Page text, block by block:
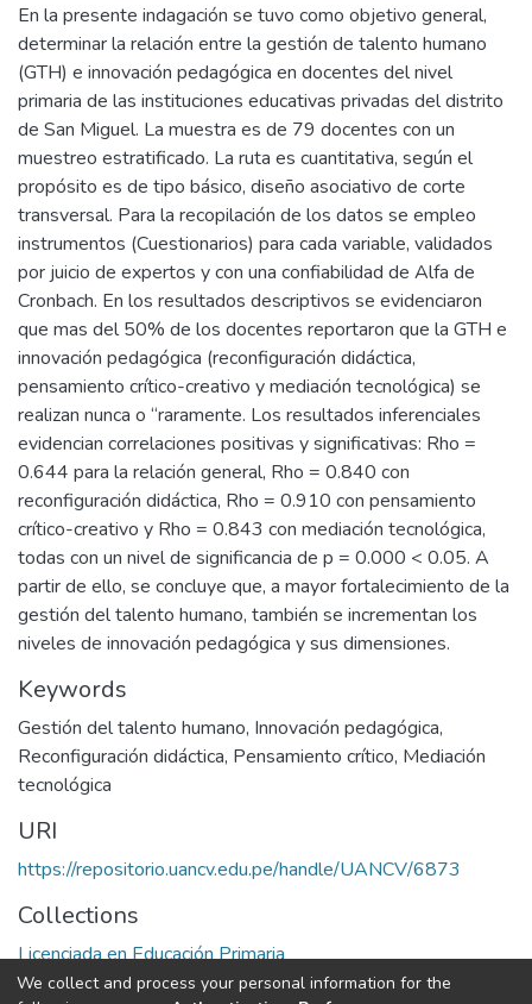
En la presente indagación se tuvo como objetivo general,
determinar la relación entre la gestión de talento humano
(GTH) e innovación pedagógica en docentes del nivel
primaria de las instituciones educativas privadas del distrito
de San Miguel. La muestra es de 79 docentes con un
muestreo estratificado. La ruta es cuantitativa, según el
propósito es de tipo básico, diseño asociativo de corte
transversal. Para la recopilación de los datos se empleo
instrumentos (Cuestionarios) para cada variable, validados
por juicio de expertos y con una confiabilidad de Alfa de
Cronbach. En los resultados descriptivos se evidenciaron
que mas del 50% de los docentes reportaron que la GTH e
innovación pedagógica (reconfiguración didáctica,
pensamiento crítico-creativo y mediación tecnológica) se
realizan nunca o “raramente. Los resultados inferenciales
evidencian correlaciones positivas y significativas: Rho =
0.644 para la relación general, Rho = 0.840 con
reconfiguración didáctica, Rho = 0.910 con pensamiento
crítico-creativo y Rho = 0.843 con mediación tecnológica,
todas con un nivel de significancia de p = 0.000 < 0.05. A
partir de ello, se concluye que, a mayor fortalecimiento de la
gestión del talento humano, también se incrementan los
niveles de innovación pedagógica y sus dimensiones.
Keywords
Gestión del talento humano, Innovación pedagógica,
Reconfiguración didáctica, Pensamiento crítico, Mediación
tecnológica
URI
https://repositorio.uancv.edu.pe/handle/UANCV/6873
Collections
Licenciada en Educación Primaria
We collect and process your personal information for the